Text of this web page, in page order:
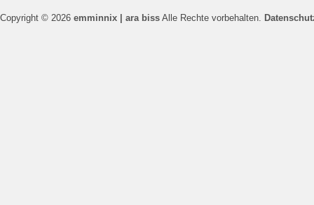
Copyright © 2026 emminnix | ara biss Alle Rechte vorbehalten.